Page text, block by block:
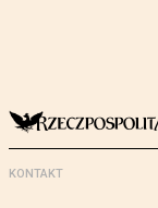
KONTAKT